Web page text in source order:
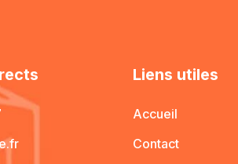
Liens utiles
Accueil
Contact